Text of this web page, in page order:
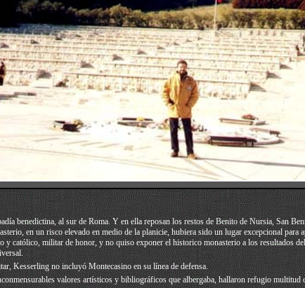
benedictina, al sur de Roma. Y en ella reposan los restos de Benito de Nursia, San
en un risco elevado en medio de la planicie, hubiera sido un lugar excepcional para
y católico, militar de honor, y no quiso exponer el historico monasterio a los resultados
Kesserling no incluyó Montecasino en su línea de defensa.
valores artísticos y bibliográficos que albergaba, hallaron refugio